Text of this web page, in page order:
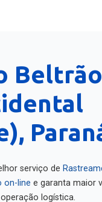
Beltrão
serviço de
on-line e garanta maior
logística.